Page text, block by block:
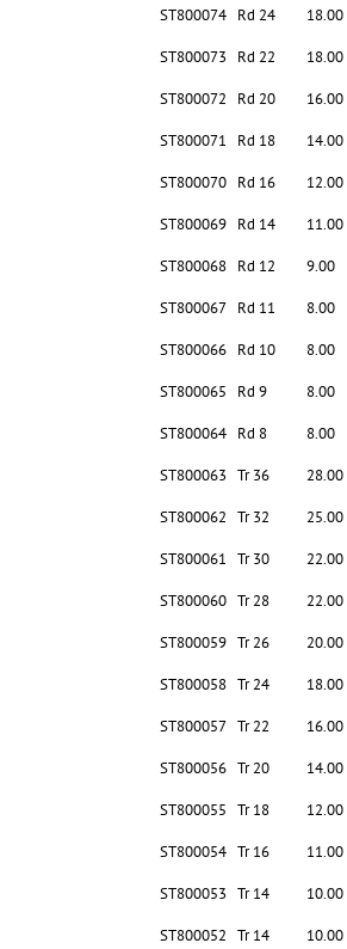
ST800074 Rd 24 18.00
ST800073 Rd 22 18.00
ST800072 Rd 20 16.00
ST800071 Rd 18 14.00
ST800070 Rd 16 12.00
ST800069 Rd 14 11.00
ST800068 Rd 12 9.00
ST800067 Rd 11 8.00
ST800066 Rd 10 8.00
ST800065 Rd 9 8.00
ST800064 Rd 8 8.00
ST800063 Tr 36 28.00
ST800062 Tr 32 25.00
ST800061 Tr 30 22.00
ST800060 Tr 28 22.00
ST800059 Tr 26 20.00
ST800058 Tr 24 18.00
ST800057 Tr 22 16.00
ST800056 Tr 20 14.00
ST800055 Tr 18 12.00
ST800054 Tr 16 11.00
ST800053 Tr 14 10.00
ST800052 Tr 14 10.00